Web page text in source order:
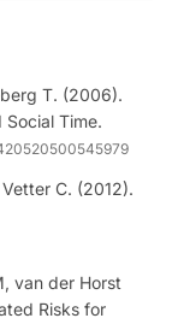
T. (2006).
Time.
C. (2012).
van der Horst
Risks for